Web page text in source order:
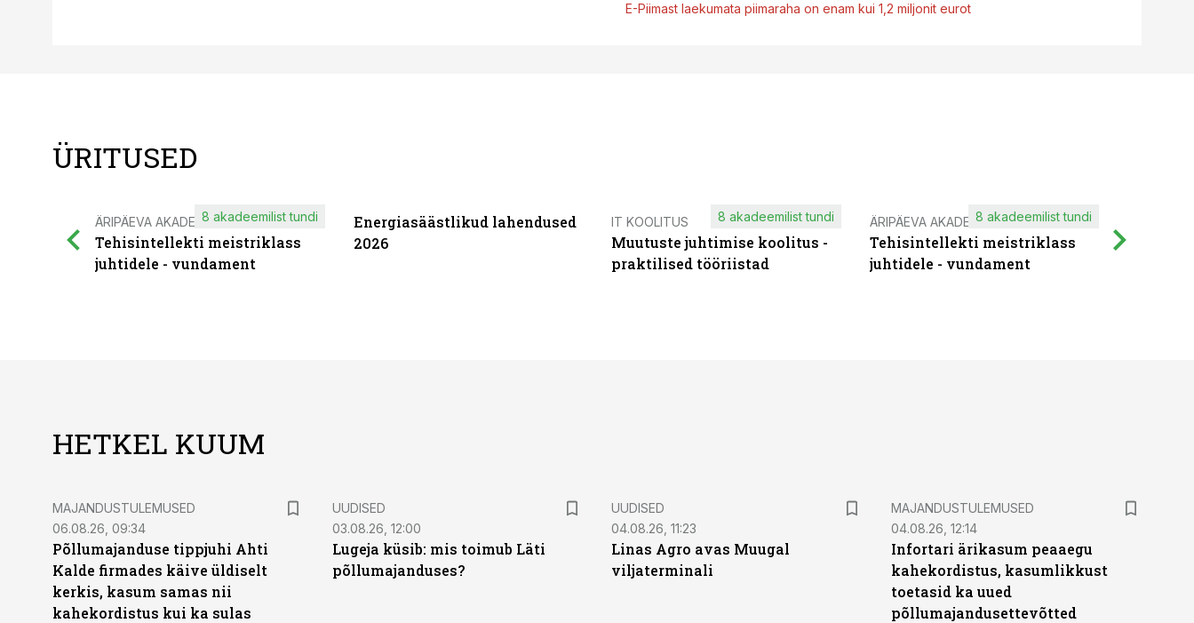
E-Piimast laekumata piimaraha on enam kui 1,2 miljonit eurot
ÜRITUSED
ÄRIPÄEVA AKADEEMIA
Tehisintellekti meistriklass
juhtidele - vundament
8 akadeemilist tundi
Energiasäästlikud lahendused
2026
IT KOOLITUS
Muutuste juhtimise koolitus -
praktilised tööriistad
8 akadeemilist tundi ÄRIPÄEVA AKADEEMIA
Tehisintellekti meistriklass
juhtidele - vundament
8 akadeemilist tundi
HETKEL KUUM
MAJANDUSTULEMUSED
06.08.26, 09:34
Põllumajanduse tippjuhi Ahti
Kalde firmades käive üldiselt
kerkis, kasum samas nii
kahekordistus kui ka sulas
UUDISED
03.08.26, 12:00
Lugeja küsib: mis toimub Läti
põllumajanduses?
UUDISED
04.08.26, 11:23
Linas Agro avas Muugal
viljaterminali
MAJANDUSTULEMUSED
04.08.26, 12:14
Infortari ärikasum peaaegu
kahekordistus, kasumlikkust
toetasid ka uued
põllumajandusettevõtted